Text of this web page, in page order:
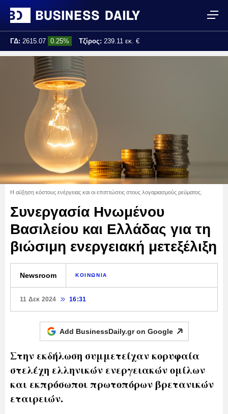
ΓΔ: 2615.07 0.25% Τζίρος: 239.11 εκ. €
Τελ. ενημέρωση: 17:25:01
Η αύξηση κόστους ενέργειας και οι επιπτώσεις στους λογαριασμούς ρεύματος.
Συνεργασία Ηνωμένου
Βασιλείου και Ελλάδας για τη
βιώσιμη ενεργειακή μετεξέλιξη
Newsroom ΚΟΙΝΩΝΙΑ
11 Δεκ 2024 16:31
Add BusinessDaily.gr on Google
Στην εκδήλωση συμμετείχαν κορυφαία
στελέχη ελληνικών ενεργειακών ομίλων
και εκπρόσωποι πρωτοπόρων βρετανικών
εταιρειών.